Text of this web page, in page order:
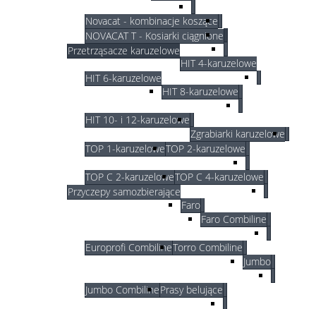
Novacat - kombinacje koszące
NOVACAT T - Kosiarki ciągnione
Przetrząsacze karuzelowe
HIT 4-karuzelowe
HIT 6-karuzelowe
HIT 8-karuzelowe
HIT 10- i 12-karuzelowe
Zgrabiarki karuzelowe
TOP 1-karuzeloweTOP 2-karuzelowe
TOP C 2-karuzeloweTOP C 4-karuzelowe
Przyczepy samozbierające
Faro
Faro Combiline
Europrofi CombilineTorro Combiline
Jumbo
Jumbo CombilinePrasy belujące